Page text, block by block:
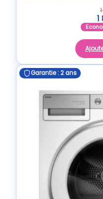
Garantie : 2 ans